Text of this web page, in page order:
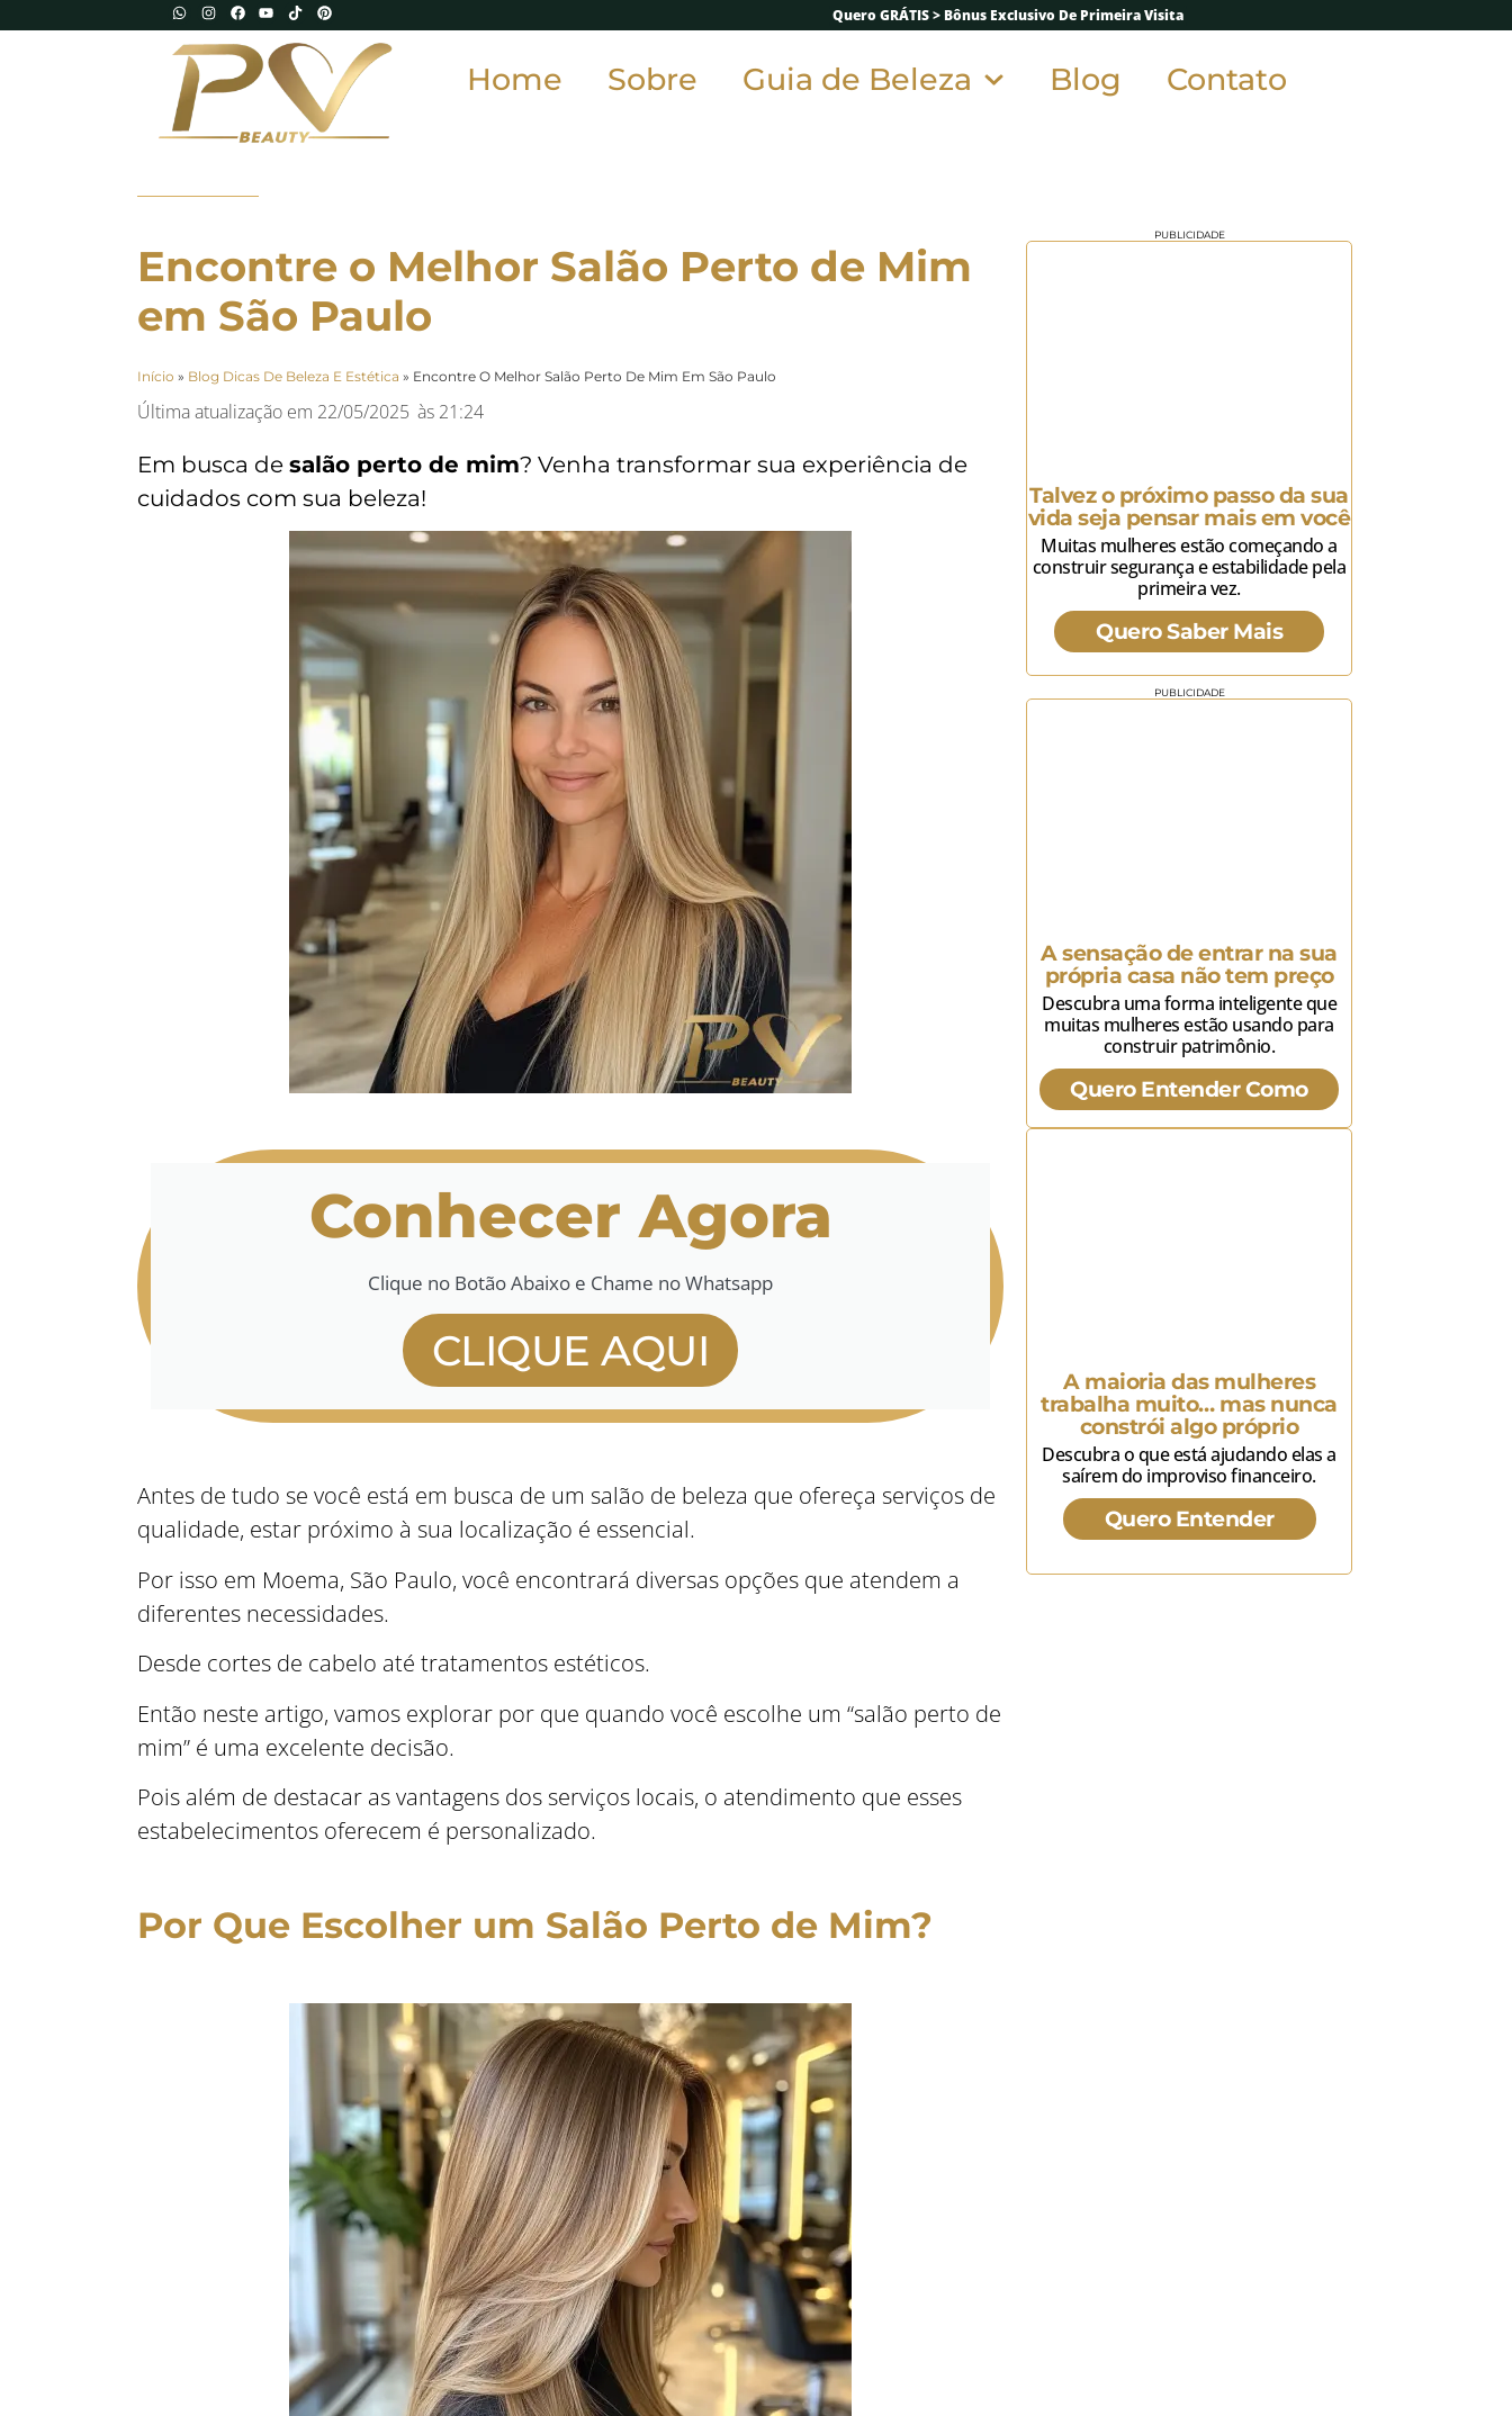
Quero GRÁTIS > Bônus Exclusivo De Primeira Visita
Home Sobre Guia de Beleza Blog Contato
Encontre o Melhor Salão Perto de Mim
em São Paulo
Início » Blog Dicas De Beleza E Estética » Encontre O Melhor Salão Perto De Mim Em São Paulo
Última atualização em 22/05/2025 às 21:24
Em busca de salão perto de mim? Venha transformar sua experiência de
cuidados com sua beleza!
Conhecer Agora
Clique no Botão Abaixo e Chame no Whatsapp
CLIQUE AQUI
Antes de tudo se você está em busca de um salão de beleza que ofereça serviços de
qualidade, estar próximo à sua localização é essencial.
Por isso em Moema, São Paulo, você encontrará diversas opções que atendem a
diferentes necessidades.
Desde cortes de cabelo até tratamentos estéticos.
Então neste artigo, vamos explorar por que quando você escolhe um “salão perto de
mim” é uma excelente decisão.
Pois além de destacar as vantagens dos serviços locais, o atendimento que esses
estabelecimentos oferecem é personalizado.
Por Que Escolher um Salão Perto de Mim?
PUBLICIDADE
Talvez o próximo passo da sua
vida seja pensar mais em você
Muitas mulheres estão começando a
construir segurança e estabilidade pela
primeira vez.
Quero Saber Mais
PUBLICIDADE
A sensação de entrar na sua
própria casa não tem preço
Descubra uma forma inteligente que
muitas mulheres estão usando para
construir patrimônio.
Quero Entender Como
A maioria das mulheres
trabalha muito… mas nunca
constrói algo próprio
Descubra o que está ajudando elas a
saírem do improviso financeiro.
Quero Entender